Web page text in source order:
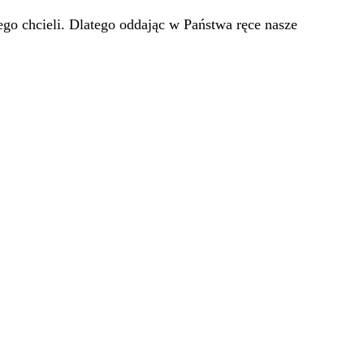
chcieli. Dlatego oddając w Państwa ręce nasze